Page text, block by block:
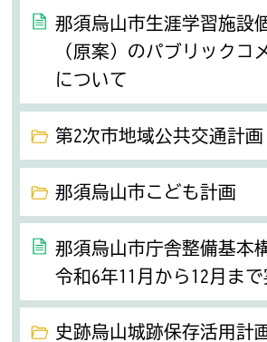
那須烏山市生涯学習施設
（原案）のパブリックコ
について
第2次市地域公共交通計画
那須烏山市こども計画
那須烏山市庁舎整備基本
令和6年11月から12月まで
史跡烏山城跡保存活用計